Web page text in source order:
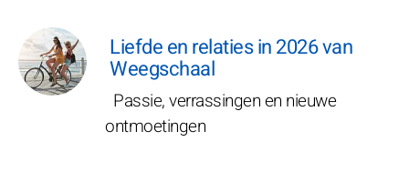
Liefde en relaties in 2026 van
Weegschaal
Passie, verrassingen en nieuwe
ontmoetingen